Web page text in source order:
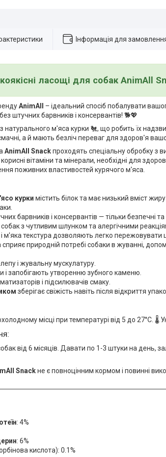
Інформація для
ласощі для собак AnimAll
AnimAll
– ідеальний спосіб побалувати
штучних барвників і консервантів! 🐕💖
з натурального м'яса курки 🐔, що робить їх
а й мають безліч переваг для здоров'я
AnimAll Snackпроходять спеціальну обробку з
вітаміни та мінерали, необхідні для
поживних властивостей курячого м'яса.
курки містить білок та має низький вміст
барвників і консервантів — тільки безпечні та
з чутливим шлунком та алергічними
текстура дозволяють легко пережовувати
природній потребі собаки в жуванні,
і жувальну мускулатуру.
запобігають утворенню зубного каменю.
і підсилювачів смаку.
зберігає свіжість навіть після відкриття
місці при температурі від 5 до 27°C.
від 6 місяців. Давати по 1-3 штуки на день,
Snackне є повноцінним кормом і повинні
: 4%
: 6%
кислота): 0.1%